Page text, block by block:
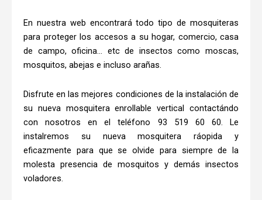
En nuestra web encontrará todo tipo de mosquiteras
para proteger los accesos a su hogar, comercio, casa
de campo, oficina… etc de insectos como moscas,
mosquitos, abejas e incluso arañas.
Disfrute en las mejores condiciones de la instalación de
su nueva mosquitera enrollable vertical contactándo
con nosotros en el teléfono 93 519 60 60. Le
instalremos su nueva mosquitera ráopida y
eficazmente para que se olvide para siempre de la
molesta presencia de mosquitos y demás insectos
voladores.